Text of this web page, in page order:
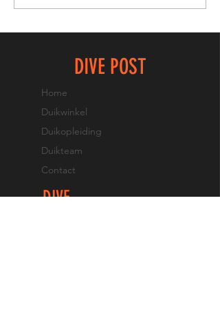
Duikvaker Mega Deals: 10% korting op alles
DIVE POST
Home
Duikwinkel
Duikopleiding
Duikteam
Contact
DIVE